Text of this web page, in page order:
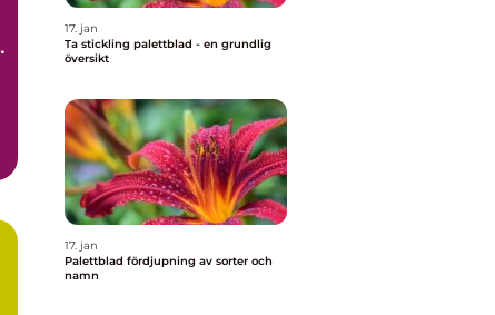
17. jan
Ta stickling palettblad - en grundlig
översikt
17. jan
Palettblad fördjupning av sorter och
namn